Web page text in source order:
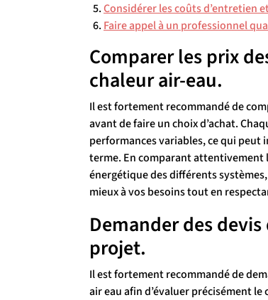
Considérer les coûts d’entretien
Faire appel à un professionnel
Comparer les prix
chaleur air-eau.
Il est fortement recommandé de
avant de faire un choix d’achat.
performances variables, ce qui
terme. En comparant attentivement
énergétique des différents
mieux à vos besoins tout en
Demander des
projet.
Il est fortement recommandé de
air eau afin d’évaluer précisément